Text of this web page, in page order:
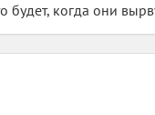
будет, когда они